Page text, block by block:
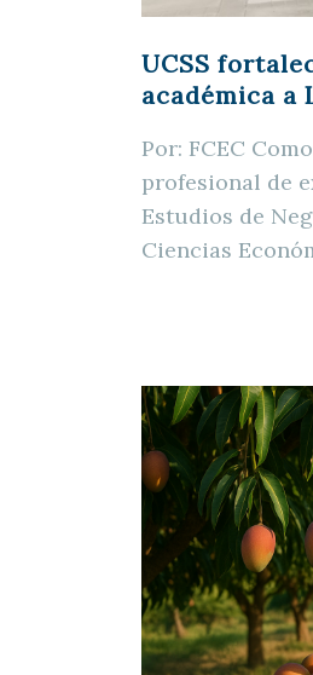
UCSS
académica a
Por: FCEC
profesional de
Estudios de
Ciencias